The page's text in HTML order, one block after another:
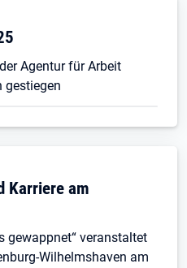
Agentur für Arbeit
gestiegen
Karriere am
gewappnet“ veranstaltet
Wilhelmshaven am